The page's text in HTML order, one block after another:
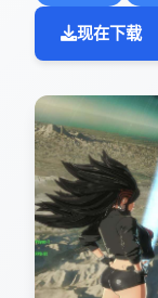
现在下载